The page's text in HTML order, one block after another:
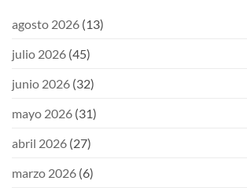
agosto 2026 (13)
julio 2026 (45)
junio 2026 (32)
mayo 2026 (31)
abril 2026 (27)
marzo 2026 (6)